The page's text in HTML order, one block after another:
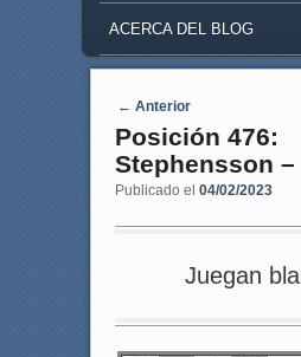
ACERCA DEL BLOG
Navegaci�n de entradas
← Anterior
Posición 476:
Stephensson –
Publicado el 04/02/2023
Juegan